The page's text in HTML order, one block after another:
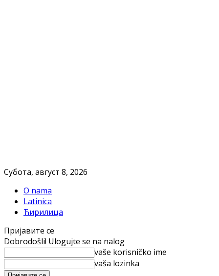
Субота, август 8, 2026
O nama
Latinica
Ћирилица
Пријавите се
Dobrodošli! Ulogujte se na nalog
vaše korisničko ime
vaša lozinka